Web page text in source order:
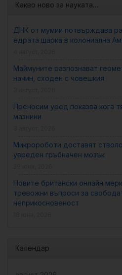
Какво ново за науката…
ДНК от мумии потвърждава
едрата шарка в колониална
Маймуните разпознават
начин, сходен с човешкия
Преносим уред показва кога
мазнини
Микророботи доставят
увреден гръбначен мозък
Новите британски онлайн
тревожни въпроси за
неприкосновеност
Календар